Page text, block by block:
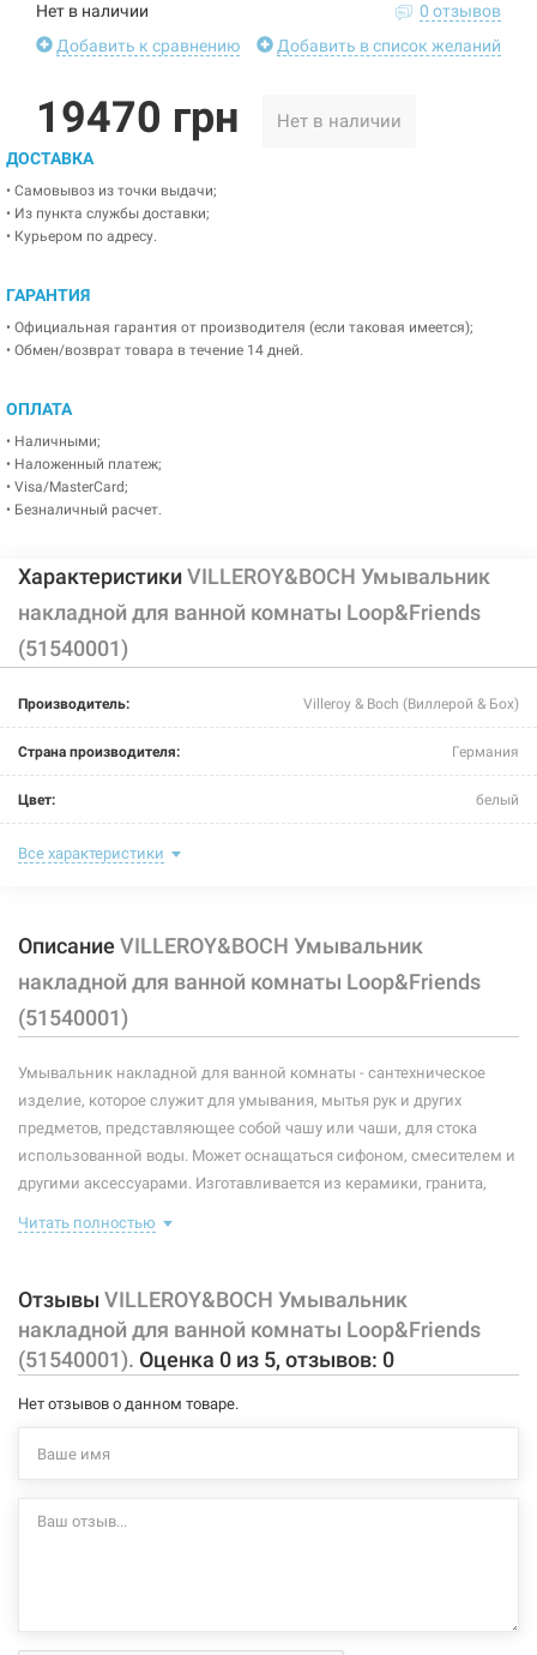
Нет в наличии
0 отзывов
Добавить к сравнению
Добавить в список желаний
19470 грн Нет в наличии
ДОСТАВКА
• Самовывоз из точки выдачи;
• Из пункта службы доставки;
• Курьером по адресу.
ГАРАНТИЯ
• Официальная гарантия от производителя (если таковая имеется);
• Обмен/возврат товара в течение 14 дней.
ОПЛАТА
• Наличными;
• Наложенный платеж;
• Visa/MasterCard;
• Безналичный расчет.
ХарактеристикиVILLEROY&BOCH Умывальник
накладной для ванной комнаты Loop&Friends
(51540001)
Производитель: Villeroy & Boch (Виллерой & Бох)
Страна производителя: Германия
Цвет: белый
Тип монтажа:
Размер (ДxШxВ): 585x380x110 мм
Форма: прямоугольная
Материал: санфарфор
Все характеристики
Описание VILLEROY&BOCH Умывальник
накладной для ванной комнаты Loop&Friends
(51540001)
Умывальник накладной для ванной комнаты - сантехническое
изделие, которое служит для умывания, мытья рук и других
предметов, представляющее собой чашу или чаши, для стока
использованной воды. Может оснащаться сифоном, смесителем и
другими аксессуарами. Изготавливается из керамики, гранита,
с переливом в передней части
крепежный набор и шаблон для выреза входит в
комплектацию
товара могут изменяться производителем без уведомления. За
Читать полностью
Отзывы VILLEROY&BOCH Умывальник
накладной для ванной комнаты Loop&Friends
(51540001). Оценка 0 из 5, отзывов: 0
Нет отзывов о данном товаре.